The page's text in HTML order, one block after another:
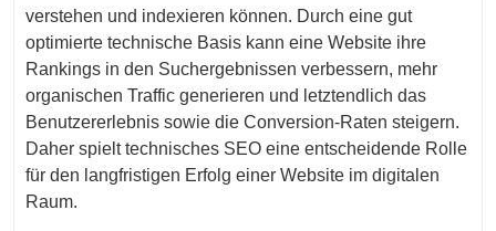
verstehen und indexieren können. Durch eine gut
optimierte technische Basis kann eine Website ihre
Rankings in den Suchergebnissen verbessern, mehr
organischen Traffic generieren und letztendlich das
Benutzererlebnis sowie die Conversion-Raten steigern.
Daher spielt technisches SEO eine entscheidende Rolle
für den langfristigen Erfolg einer Website im digitalen
Raum.